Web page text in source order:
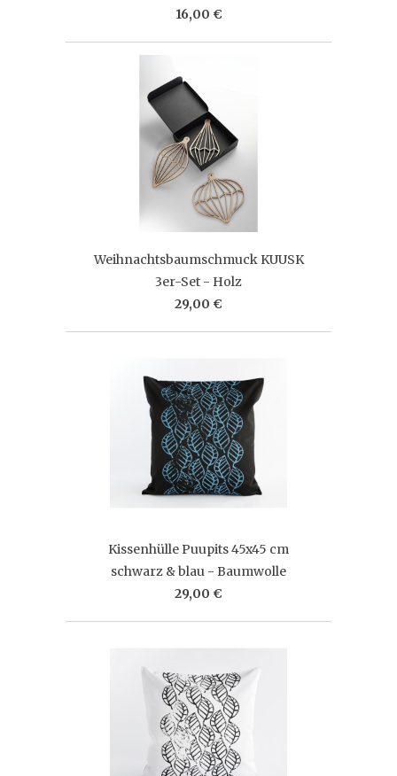
16,00 €
Weihnachtsbaumschmuck KUUSK
3er-Set - Holz
29,00 €
Kissenhülle Puupits 45x45 cm
schwarz & blau - Baumwolle
29,00 €